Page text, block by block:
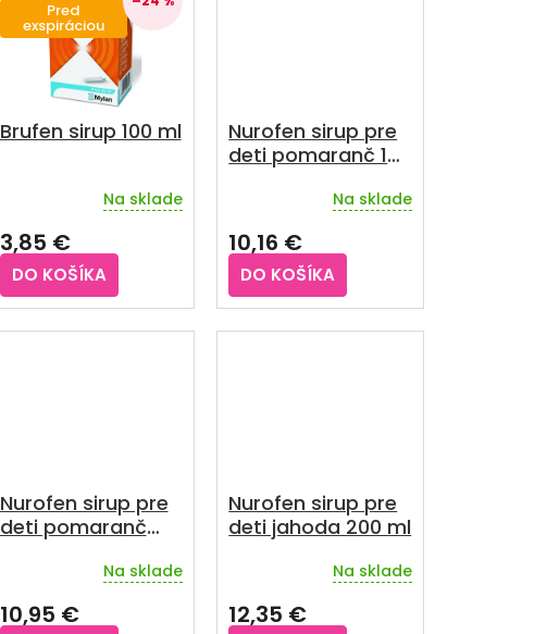
Pred
exspiráciou
Brufen sirup 100 ml
Na sklade
3,85 €
DO KOŠÍKA
Nurofen sirup pre
deti pomaranč 100
produktu
je
3,5
z
5
Na sklade
10,16 €
DO KOŠÍKA
Nurofen sirup pre
deti pomaranč
Na sklade
10,95 €
Nurofen sirup pre
deti jahoda 200 ml
Na sklade
12,35 €